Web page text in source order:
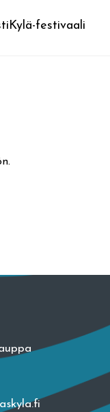
festivaali